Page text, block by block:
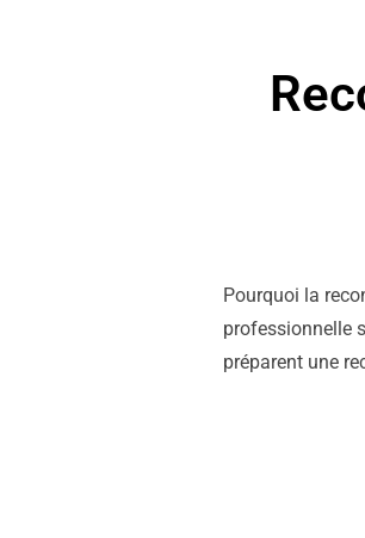
Pourquoi la
professionnelle
préparent une